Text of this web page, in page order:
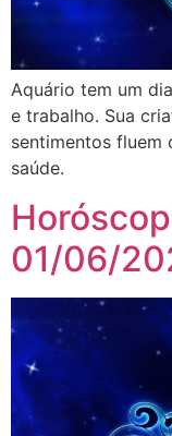
Aquário tem um
e trabalho. Sua
sentimentos fluem
saúde.
01/06/